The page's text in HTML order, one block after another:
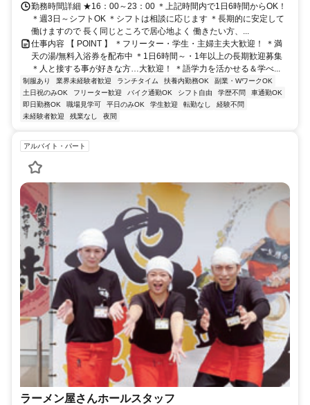
勤務時間詳細 ★16：00～23：00 ＊上記時間内で1日6時間からOK！
＊週3日～シフトOK ＊シフトは相談に応じます ＊長期的に安定して
働けますので 長く同じところで居心地よく 働きたい方、...
仕事内容 【 POINT 】 ＊フリーター・学生・主婦主夫大歓迎！ ＊満
天の湯/無料入浴券を配布中 ＊1日6時間～・1年以上の長期歓迎募集
＊人と接する事が好きな方…大歓迎！ ＊語学力を活かせる＆学べ...
制服あり 業界未経験者歓迎 ランチタイム 扶養内勤務OK
副業・WワークOK
土日祝のみOK
フリーター歓迎 バイク通勤OK シフト自由 学歴不問
車通勤OK
即日勤務OK
職場見学可 平日のみOK 学生歓迎 転勤なし
経験不問
未経験者歓迎
残業なし 夜間
アルバイト・パート
ラーメン屋さんホールスタッフ